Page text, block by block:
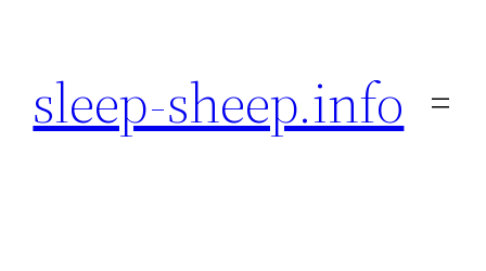
sleep-sheep.info